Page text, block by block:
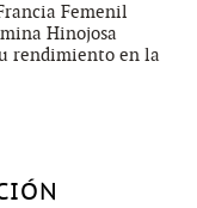
Femenil
Hinojosa
rendimiento en la